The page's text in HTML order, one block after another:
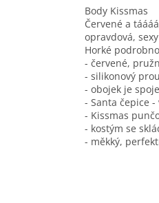
Body Kissmas
Červené a
opravdová,
Horké
- červené,
- silikonový
- obojek je
- Santa čepice
- Kissmas
- kostým se
- měkký,